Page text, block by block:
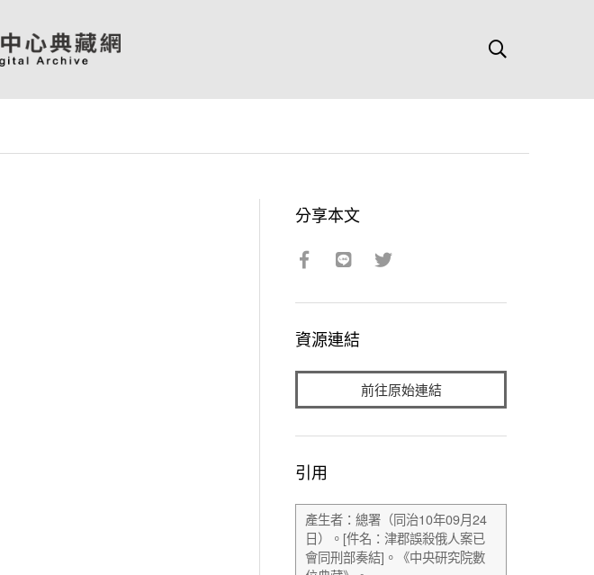
分享本文
資源連結
前往原始連結
引用